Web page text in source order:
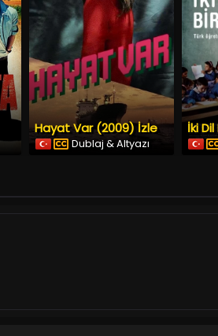
Hayat Var (2009) İzle
Dublaj & Altyazı